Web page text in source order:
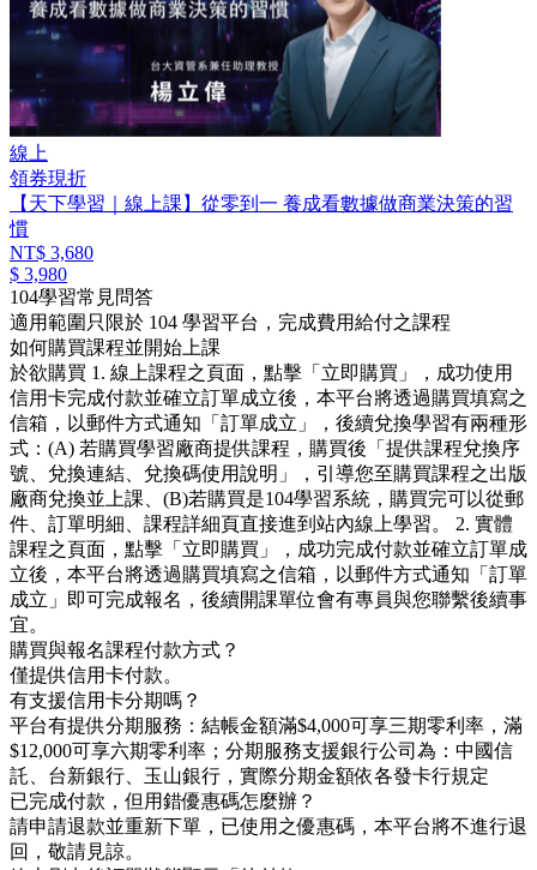
線上
領券現折
【天下學習｜線上課】從零到一 養成看數據做商業決策的習
慣
NT$ 3,680
$ 3,980
104學習常見問答
適用範圍只限於 104 學習平台，完成費用給付之課程
如何購買課程並開始上課
於欲購買 1. 線上課程之頁面，點擊「立即購買」，成功使用
信用卡完成付款並確立訂單成立後，本平台將透過購買填寫之
信箱，以郵件方式通知「訂單成立」，後續兌換學習有兩種形
式：(A) 若購買學習廠商提供課程，購買後「提供課程兌換序
號、兌換連結、兌換碼使用說明」，引導您至購買課程之出版
廠商兌換並上課、(B)若購買是104學習系統，購買完可以從郵
件、訂單明細、課程詳細頁直接進到站內線上學習。 2. 實體
課程之頁面，點擊「立即購買」，成功完成付款並確立訂單成
立後，本平台將透過購買填寫之信箱，以郵件方式通知「訂單
成立」即可完成報名，後續開課單位會有專員與您聯繫後續事
宜。
購買與報名課程付款方式？
僅提供信用卡付款。
有支援信用卡分期嗎？
平台有提供分期服務：結帳金額滿$4,000可享三期零利率，滿
$12,000可享六期零利率；分期服務支援銀行公司為：中國信
託、台新銀行、玉山銀行，實際分期金額依各發卡行規定
已完成付款，但用錯優惠碼怎麼辦？
請申請退款並重新下單，已使用之優惠碼，本平台將不進行退
回，敬請見諒。